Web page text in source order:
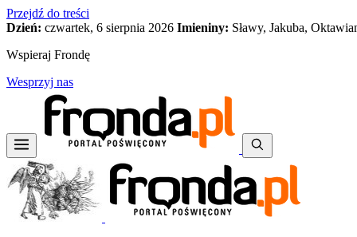
Przejdź do treści
Dzień: czwartek, 6 sierpnia 2026 Imieniny: Sławy, Jakuba,
Wspieraj Frondę
Wesprzyj nas